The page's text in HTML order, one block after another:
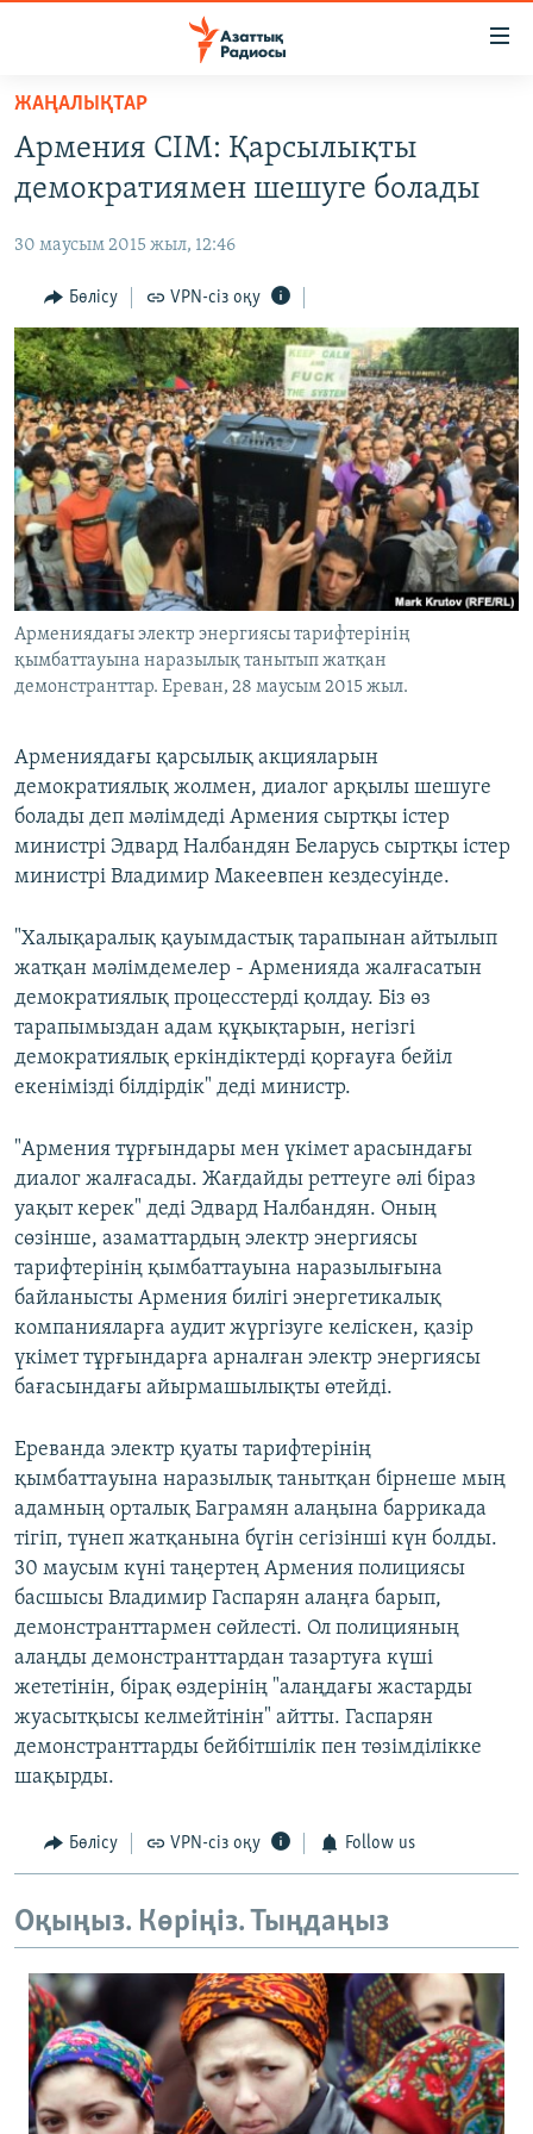
Skip
main
content
to
Navigation
Skip
to
Search
САЯСАТ
AZATTYQTV
ҚАҢТАР ОҚИҒАСЫ
АДАМ ҚҰҚЫҚТАРЫ
ӘЛЕУМЕТ
ӘЛЕМ
АРНАЙЫ ЖОБАЛАР
Русский
ЖАЗЫЛЫҢЫЗ
Басқа тілдерде
ЖАҢАЛЫҚТАР
Армения СІМ: Қарсылықты
демократиямен шешуге болады
30 маусым 2015 жыл, 12:46
Бөлісу VPN-сіз оқу
Армениядағы электр энергиясы тарифтерінің
қымбаттауына наразылық танытып жатқан
демонстранттар. Ереван, 28 маусым 2015 жыл.
Армениядағы қарсылық акцияларын
демократиялық жолмен, диалог арқылы шешуге
болады деп мәлімдеді Армения сыртқы істер
министрі Эдвард Налбандян Беларусь сыртқы істер
министрі Владимир Макеевпен кездесуінде.
"Халықаралық қауымдастық тарапынан айтылып
жатқан мәлімдемелер - Арменияда жалғасатын
демократиялық процесстерді қолдау. Біз өз
тарапымыздан адам құқықтарын, негізгі
демократиялық еркіндіктерді қорғауға бейіл
екенімізді білдірдік" деді министр.
"Армения тұрғындары мен үкімет арасындағы
диалог жалғасады. Жағдайды реттеуге әлі біраз
уақыт керек" деді Эдвард Налбандян. Оның
сөзінше, азаматтардың электр энергиясы
тарифтерінің қымбаттауына наразылығына
байланысты Армения билігі энергетикалық
компанияларға аудит жүргізуге келіскен, қазір
үкімет тұрғындарға арналған электр энергиясы
бағасындағы айырмашылықты өтейді.
Ереванда электр қуаты тарифтерінің
қымбаттауына наразылық танытқан бірнеше мың
адамның орталық Баграмян алаңына баррикада
тігіп, түнеп жатқанына бүгін сегізінші күн болды.
30 маусым күні таңертең Армения полициясы
басшысы Владимир Гаспарян алаңға барып,
демонстранттармен сөйлесті. Ол полицияның
алаңды демонстранттардан тазартуға күші
жететінін, бірақ өздерінің "алаңдағы жастарды
жуасытқысы келмейтінін" айтты. Гаспарян
демонстранттарды бейбітшілік пен төзімділікке
шақырды.
Бөлісу VPN-сіз оқу Follow us
Оқыңыз. Көріңіз. Тыңдаңыз